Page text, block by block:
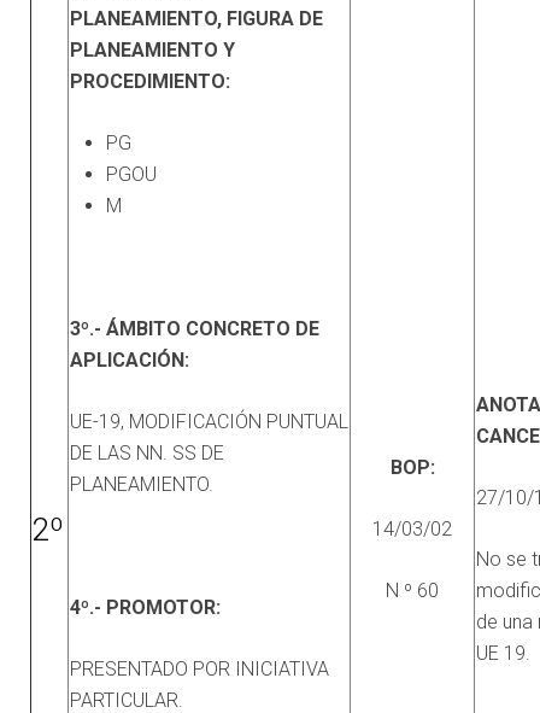
2º
PLANEAMIENTO, FIGURA DE
PLANEAMIENTO Y
PROCEDIMIENTO:
PG
PGOU
M
3º.- ÁMBITO CONCRETO DE
APLICACIÓN:
UE-19, MODIFICACIÓN PUNTUAL
DE LAS NN. SS DE
PLANEAMIENTO.
4º.- PROMOTOR:
PRESENTADO POR INICIATIVA
PARTICULAR.
BOP:
14/03/02
N º 60
27/10/
No se
de una
UE 19.